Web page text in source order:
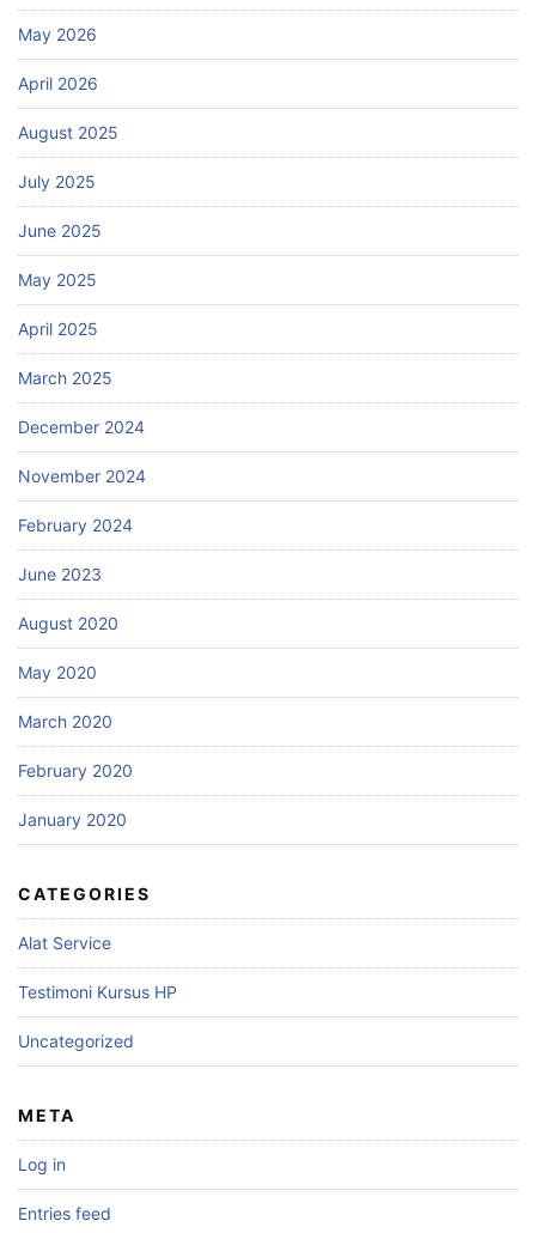
May 2026
April 2026
August 2025
July 2025
June 2025
May 2025
April 2025
March 2025
December 2024
November 2024
February 2024
June 2023
August 2020
May 2020
March 2020
February 2020
January 2020
CATEGORIES
Alat Service
Testimoni Kursus HP
Uncategorized
META
Log in
Entries feed